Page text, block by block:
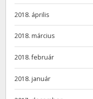
2018. április
2018. március
2018. február
2018. január